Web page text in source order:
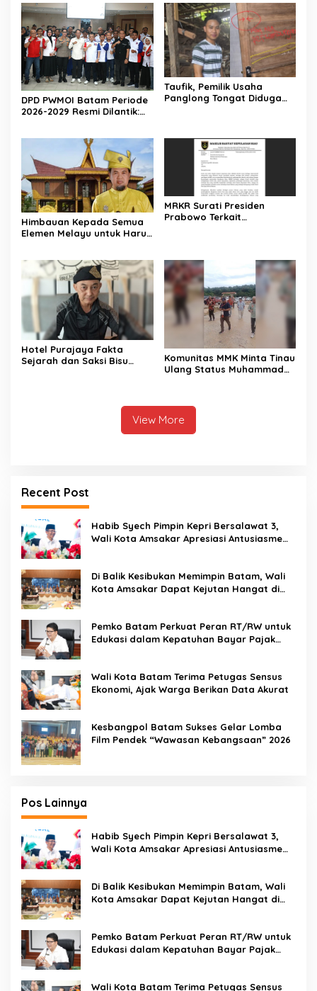
DPD PWMOI Batam Periode
2026-2029 Resmi Dilantik:
Taufik, Pemilik Usaha
Panglong Tongat Diduga
Himbauan Kepada Semua
Elemen Melayu untuk Harus
MRKR Surati Presiden
Prabowo Terkait
Hotel Purajaya Fakta
Sejarah dan Saksi Bisu
Komunitas MMK Minta Tinau
Ulang Status Muhammad
View More
Recent Post
Habib Syech Pimpin Kepri Bersalawat 3,
Wali Kota Amsakar Apresiasi Antusiasme
Di Balik Kesibukan Memimpin Batam, Wali
Kota Amsakar Dapat Kejutan Hangat di
Pemko Batam Perkuat Peran RT/RW untuk
Edukasi dalam Kepatuhan Bayar Pajak
Wali Kota Batam Terima Petugas Sensus
Ekonomi, Ajak Warga Berikan Data Akurat
Kesbangpol Batam Sukses Gelar Lomba
Film Pendek “Wawasan Kebangsaan” 2026
Pos Lainnya
Habib Syech Pimpin Kepri Bersalawat 3,
Wali Kota Amsakar Apresiasi Antusiasme
Di Balik Kesibukan Memimpin Batam, Wali
Kota Amsakar Dapat Kejutan Hangat di
Pemko Batam Perkuat Peran RT/RW untuk
Edukasi dalam Kepatuhan Bayar Pajak
Wali Kota Batam Terima Petugas Sensus